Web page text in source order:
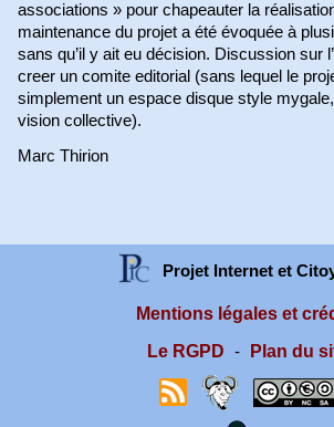
associations » pour chapeauter la
maintenance du projet a été évoquée à
sans qu’il y ait eu décision. Discussion sur
creer un comite editorial (sans lequel le
simplement un espace disque style
vision collective).
Marc Thirion
Projet Internet et
Mentions légales et
Le RGPD
- Plan du